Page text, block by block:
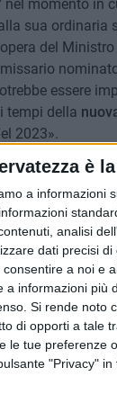
è
a informazioni
analisi
dati precisi
a noi e
informazioni più
Si rende noto
di opporti a tale
le tue preferenze
"Privacy" in
nel momento in
sua ordinaria
del Ministro
essere
tempi della
2023».
ulteriore
durante la
dei fatti
lettura della
ritenendo
ribadito la
decisioni
la
della